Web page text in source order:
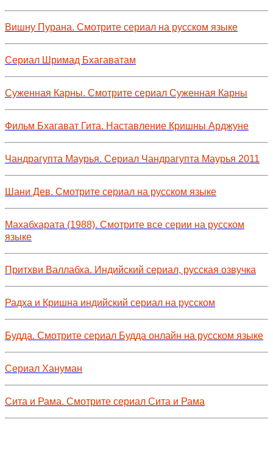
Вишну Пурана. Смотрите сериал на русском языке
Сериал Шримад Бхагаватам
Суженная Карны. Смотрите сериал Суженная Карны
Фильм Бхагават Гита. Наставление Кришны Арджуне
Чандрагупта Маурья. Сериал Чандрагупта Маурья 2011
Шани Дев. Смотрите сериал на русском языке
Махабхарата (1988). Смотрите все серии на русском
языке
Притхви Валлабха. Индийский сериал, русская озвучка
Радха и Кришна индийский сериал на русском
Будда. Смотрите сериал Будда онлайн на русском языке
Сериал Хануман
Сита и Рама. Смотрите сериал Сита и Рама